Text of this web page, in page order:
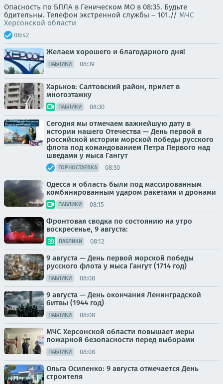
Опасность по БПЛА в Геническом МО в 08:35. Будьте
бдительны. Телефон экстренной службы – 101.// МЧС
Херсонской области
08:42
Желаем хорошего и благодарного дня!
ПАБЛИКИ 08:39
Харьков: Салтовский район, прилет в
многоэтажку
ПАБЛИКИ 08:30
Сегодня мы отмечаем важнейшую дату в
истории нашего Отечества — День первой в
российской истории морской победы русского
флота под командованием Петра Первого над
шведами у мыса Гангут
ГОРНОСТАЕВКА 08:30
Одесса и область были под массированным
комбинированным ударом ракетами и дронами
ПАБЛИКИ 08:15
Фронтовая сводка по состоянию на утро
воскресенье, 9 августа:
ПАБЛИКИ 08:12
9 августа — День первой морской победы
русского флота у мыса Гангут (1714 год)
ПАБЛИКИ 08:08
9 августа — День окончания Ленинградской
битвы (1944 год)
ПАБЛИКИ 08:08
МЧС Херсонской области повышает меры
пожарной безопасности перед выборами
ПАБЛИКИ 08:08
Ольга Осипенко: 9 августа отмечается День
строителя